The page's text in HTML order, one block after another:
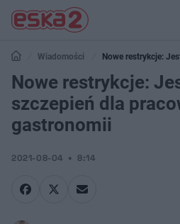
Wiadomości
Nowe restrykcje:
pracowników gastronomii
Nowe restrykcje:
szczepień dla
gastronomii
2021-08-04 8:14